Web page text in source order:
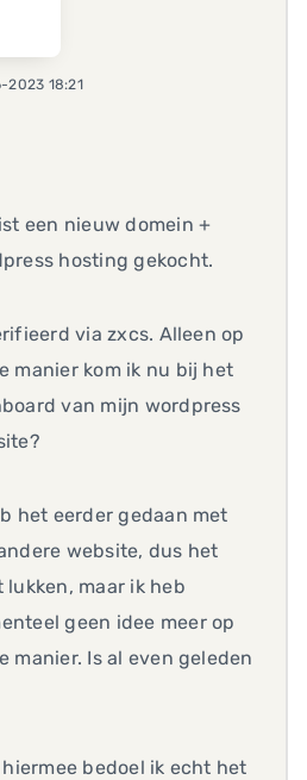
18:21
een nieuw domein +
hosting gekocht.
via zxcs. Alleen op
manier kom ik nu bij het
van mijn wordpress
het eerder gedaan met
website, dus het
lukken, maar ik heb
geen idee meer op
manier. Is al even geleden
bedoel ik echt het